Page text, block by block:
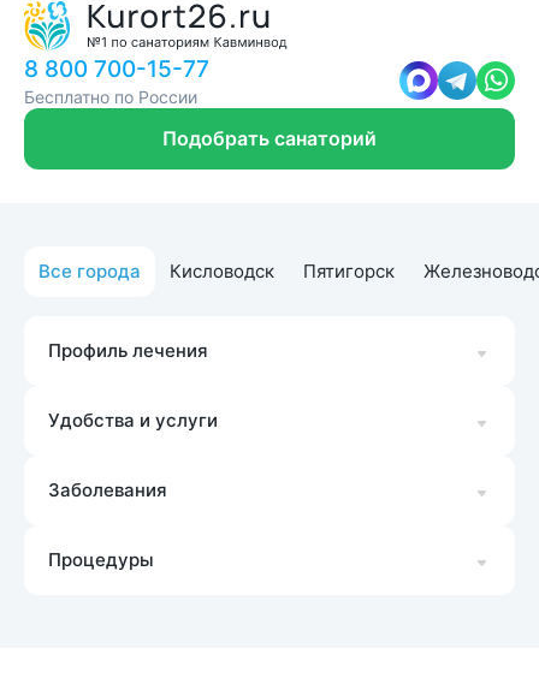
8 800 700-15-77
Бесплатно по России
Подобрать санаторий
Все города Кисловодск Пятигорск
Профиль лечения
Удобства и услуги
Заболевания
Процедуры